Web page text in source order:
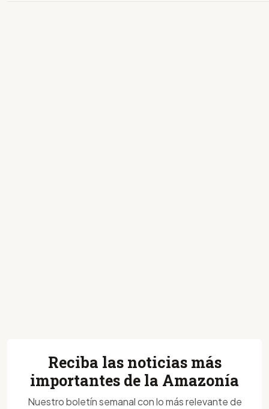
Reciba las noticias más
importantes de la Amazonía
Nuestro boletín semanal con lo más relevante de